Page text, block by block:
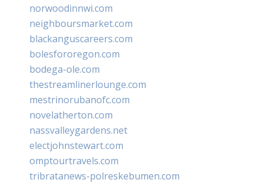
norwoodinnwi.com
neighboursmarket.com
blackanguscareers.com
bolesfororegon.com
bodega-ole.com
thestreamlinerlounge.com
mestrinorubanofc.com
novelatherton.com
nassvalleygardens.net
electjohnstewart.com
omptourtravels.com
tribratanews-polreskebumen.com